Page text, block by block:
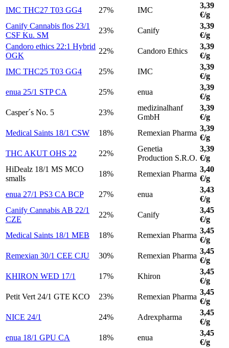
IMC THC27 T03 GG4
27% IMC
3,39
€/g
Canify Cannabis flos 23/1
CSF Ku. SM
23% Canify
3,39
€/g
Candoro ethics 22:1 Hybrid
OGK
22% Candoro Ethics
3,39
€/g
IMC THC25 T03 GG4
25% IMC
3,39
€/g
enua 25/1 STP CA
25% enua
3,39
€/g
Casper´s No. 5
23%
medizinalhanf
GmbH
3,39
€/g
Medical Saints 18/1 CSW
18% Remexian Pharma
3,39
€/g
THC AKUT OHS 22
22%
Genetia
Production S.R.O.
3,39
€/g
HiDealz 18/1 MS MCO
smalls
18% Remexian Pharma
3,40
€/g
enua 27/1 PS3 CA BCP
27% enua
3,43
€/g
Canify Cannabis AB 22/1
CZE
22% Canify
3,45
€/g
Medical Saints 18/1 MEB
18% Remexian Pharma
3,45
€/g
Remexian 30/1 CEE CJU
30% Remexian Pharma
3,45
€/g
KHIRON WED 17/1
17% Khiron
3,45
€/g
Petit Vert 24/1 GTE KCO
23% Remexian Pharma
3,45
€/g
NICE 24/1
24% Adrexpharma
3,45
€/g
enua 18/1 GPU CA
18% enua
3,45
€/g